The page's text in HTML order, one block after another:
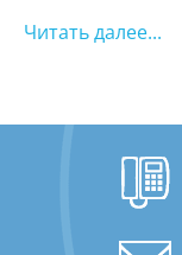
Читать далее...